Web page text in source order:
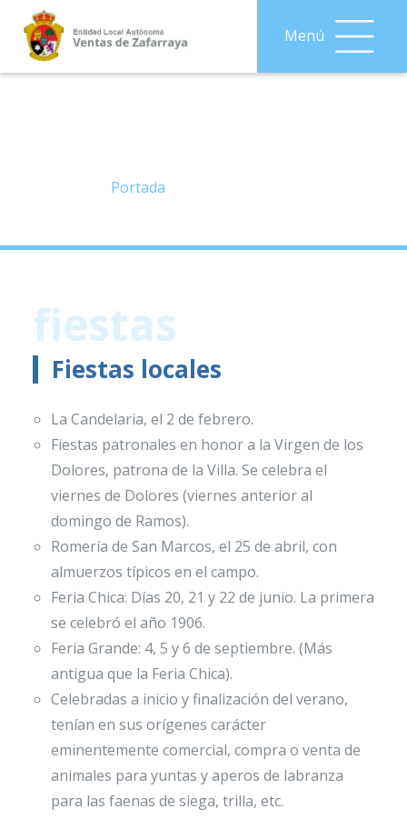
Menú
Portada
fiestas
Fiestas locales
La Candelaria, el 2 de febrero.
Fiestas patronales en honor a la Virgen de los
Dolores, patrona de la Villa. Se celebra el
viernes de Dolores (viernes anterior al
domingo de Ramos).
Romería de San Marcos, el 25 de abril, con
almuerzos típicos en el campo.
Feria Chica: Días 20, 21 y 22 de junio. La primera
se celebró el año 1906.
Feria Grande: 4, 5 y 6 de septiembre. (Más
antigua que la Feria Chica).
Celebradas a inicio y finalización del verano,
tenían en sus orígenes carácter
eminentemente comercial, compra o venta de
animales para yuntas y aperos de labranza
para las faenas de siega, trilla, etc.